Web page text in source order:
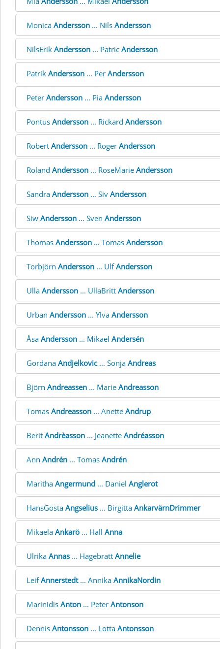
Monica Andersson ... Nils Andersson
NilsErik Andersson ... Patric Andersson
Patrik Andersson ... Per Andersson
Peter Andersson ... Pia Andersson
Pontus Andersson ... Rickard Andersson
Robert Andersson ... Roger Andersson
Roland Andersson ... RoseMarie Andersson
Sandra Andersson ... Siv Andersson
Siw Andersson ... Sven Andersson
Thomas Andersson ... Tomas Andersson
Torbjörn Andersson ... UlfAndersson
Ulla Andersson ... UllaBritt Andersson
Urban Andersson ... Ylva Andersson
Åsa Andersson ... Mikael Andersén
Gordana Andjelkovic... Sonja Andreas
Björn Andreassen ... Marie Andreasson
Tomas Andreasson ... Anette Andrup
Berit Andrèasson ... Jeanette Andréasson
Ann Andrén ... Tomas Andrén
Maritha Angermund ... Daniel Anglerot
HansGösta Angselius ... Birgitta AnkarvärnDrimmer
Mikaela Ankarö ... Hall Anna
Ulrika Annas ... Hagebratt Annelie
LeifAnnerstedt... Annika AnnikaNordin
Marinidis Anton ... Peter Antonson
Dennis Antonsson ... Lotta Antonsson